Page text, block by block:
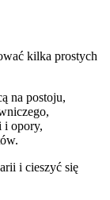
kilka prostych
na postoju,
i opory,
i cieszyć się